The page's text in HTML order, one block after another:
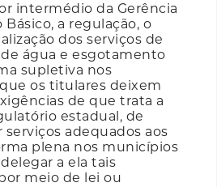
intermédio da Gerência
a regulação, o
dos serviços de
água e esgotamento
supletiva nos
os titulares deixem
de que trata a
estadual, de
adequados aos
plena nos municípios
a ela tais
meio de lei ou